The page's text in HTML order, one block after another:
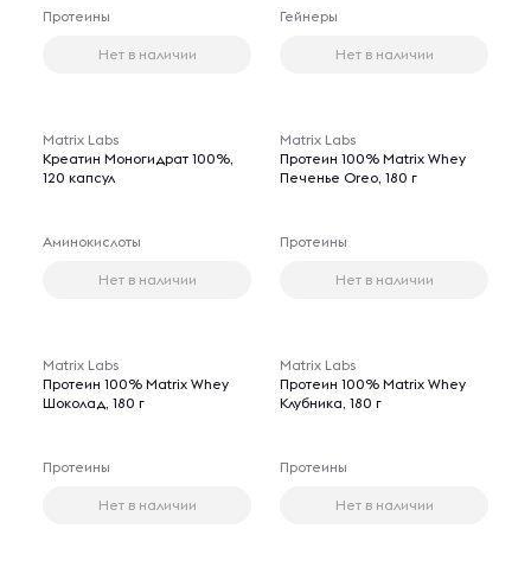
Протеины
Нет в наличии
Гейнеры
Нет в наличии
Matrix Labs
Креатин Моногидрат 100%,
120 капсул
Аминокислоты
Нет в наличии
Matrix Labs
Протеин 100% Matrix Whey
Печенье Oreo, 180 г
Протеины
Нет в наличии
Matrix Labs
Протеин 100% Matrix Whey
Шоколад, 180 г
Протеины
Нет в наличии
Matrix Labs
Протеин 100% Matrix Whey
Клубника, 180 г
Протеины
Нет в наличии